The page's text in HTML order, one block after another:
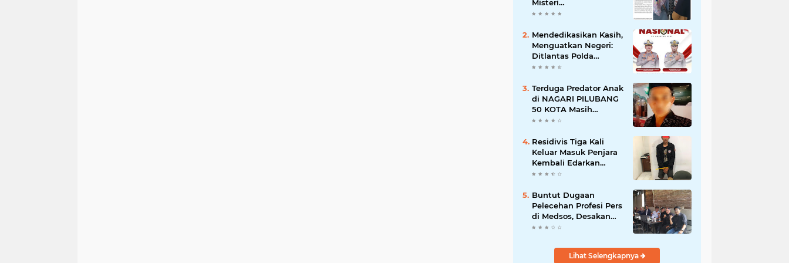
Misteri
"Dikorbankannya" SDN
Transparansi Pemkot
Padang
Mendedikasikan Kasih,
Menguatkan Negeri:
Ditlantas Polda
Sumbar Apresiasi
sebagai Pilar
Pengabdian
Terduga Predator Anak
di NAGARI PILUBANG
50 KOTA Masih
Berkeliaran
Residivis Tiga Kali
Keluar Masuk Penjara
Kembali Edarkan
Sabu, Polresta
Paket Siap Edar
Buntut Dugaan
Pelecehan Profesi Pers
di Medsos, Desakan
Copot Kasatpol PP
Lihat Selengkapnya